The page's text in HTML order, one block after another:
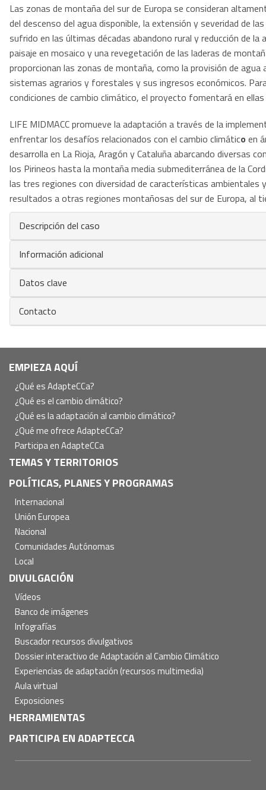
Las zonas de montaña del sur de Europa se consideran
del descenso del agua disponible, la extensión y severidad de
sufrido en las últimas décadas abandono rural y reducción de
paisaje en mosaico y una revegetación de las laderas de
proporcionan las zonas de montaña, como la provisión de
sistemas agrarios y forestales y sus ingresos económicos.
condiciones de cambio climático, el proyecto fomentará en
LIFE MIDMACC promueve la adaptación a través de la
enfrentar los desafíos relacionados con el cambio climático en
desarrolla en La Rioja, Aragón y Cataluña abarcando diversas
los Pirineos hasta la montaña media submediterránea de la
las tres regiones con diversidad de características
resultados a otras regiones montañosas del sur de Europa, al
Descripción del caso
Información adicional
Datos clave
Contacto
Navegación
principal
EMPIEZA AQUÍ
¿Qué es AdapteCCa?
¿Qué es el cambio climático?
¿Qué es la adaptación al cambio climático?
¿Qué me ofrece AdapteCCa?
Participa en AdapteCCa
TEMAS Y TERRITORIOS
POLÍTICAS, PLANES Y PROGRAMAS
Internacional
Unión Europea
Nacional
Comunidades Autónomas
Local
DIVULGACIÓN
Vídeos
Banco de imágenes
Infografías
Buscador recursos divulgativos
Dossier interactivo de Adaptación al Cambio Climático
Experiencias de adaptación (recursos multimedia)
Aula virtual
Exposiciones
HERRAMIENTAS
PARTICIPA EN ADAPTECCA